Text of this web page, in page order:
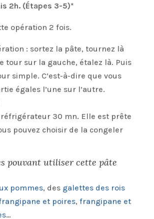
2h. (Étapes 3-5)*
opération 2 fois.
: sortez la pâte, tournez là
tour sur la gauche, étalez là. Puis
simple. C’est-à-dire que vous
égales l’une sur l’autre.
réfrigérateur 30 mn. Elle est prête
pouvez choisir de la congeler
pouvant utiliser cette pâte
pommes, des galettes des rois
et poires, frangipane et
…